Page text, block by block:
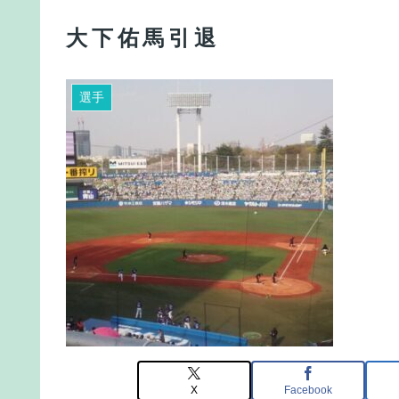
大下佑馬引退
選手
X Facebook